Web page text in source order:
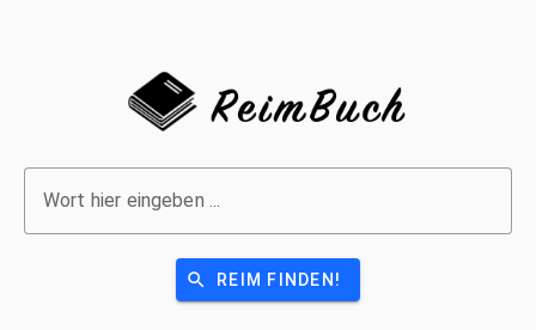
Wort hier eingeben ...
search REIM FINDEN!